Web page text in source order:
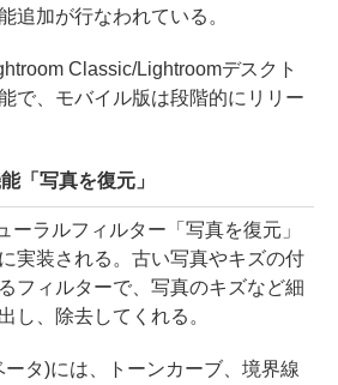
追加が行なわれている。
Classic/Lightroomデスクト
で、モバイル版は段階的にリリー
「写真を復元」
ーラルフィルター「写真を復元」
実装される。古い写真やキズの付
フィルターで、写真のキズなど細
し、除去してくれる。
タ)には、トーンカーブ、境界線